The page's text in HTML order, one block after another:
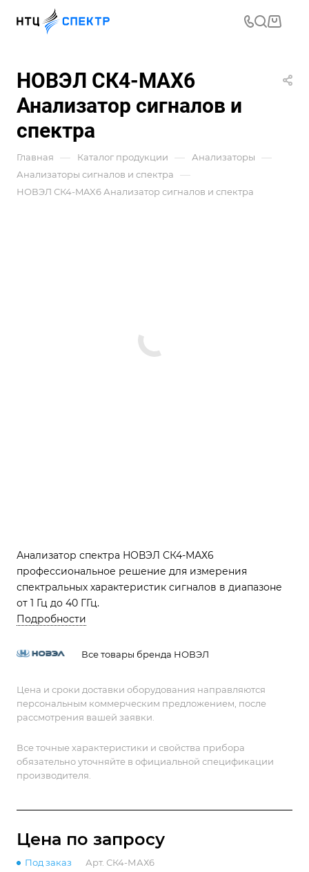
НОВЭЛ СК4-MAX6
Анализатор сигналов и
спектра
Главная — Каталог продукции — Анализаторы —
Анализаторы сигналов и спектра —
НОВЭЛ СК4-MAX6 Анализатор сигналов и спектра
Анализатор спектра НОВЭЛ СК4-МАХ6
профессиональное решение для измерения
спектральных характеристик сигналов в диапазоне
от 1 Гц до 40 ГГц.
Подробности
Все товары бренда НОВЭЛ
Цена и сроки доставки оборудования направляются
персональным коммерческим предложением, после
рассмотрения вашей заявки.
Все точные характеристики и свойства прибора
обязательно уточняйте в официальной спецификации
производителя.
Цена по запросу
Под заказ Арт. СК4-МАХ6